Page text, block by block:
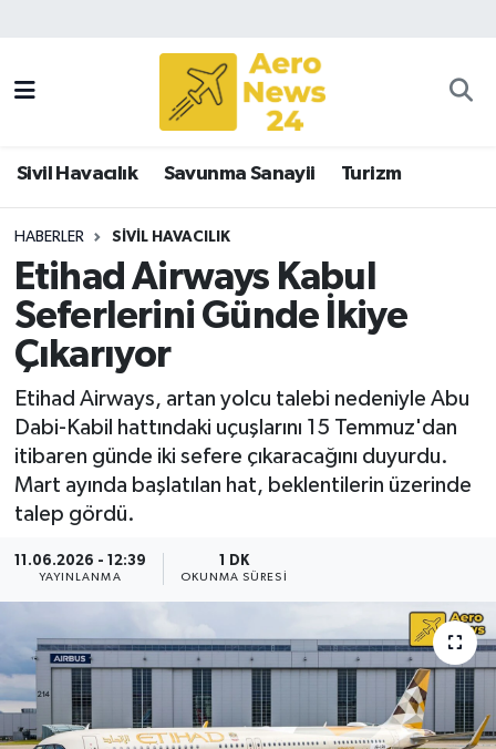
Sivil Havacılık Savunma Sanayii Turizm
HABERLER SIVIL HAVACILIK
Etihad Airways Kabul
Seferlerini Günde İkiye
Çıkarıyor
Etihad Airways, artan yolcu talebi nedeniyle Abu
Dabi-Kabil hattındaki uçuşlarını 15 Temmuz'dan
itibaren günde iki sefere çıkaracağını duyurdu.
Mart ayında başlatılan hat, beklentilerin üzerinde
talep gördü.
11.06.2026 - 12:39
YAYINLANMA
1 DK
OKUNMA SÜRESI